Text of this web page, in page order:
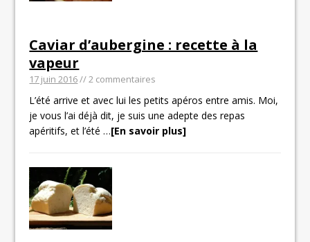
Caviar d’aubergine : recette à la
vapeur
17 juin 2016// 2 commentaires
L’été arrive et avec lui les petits apéros entre amis. Moi,
je vous l’ai déjà dit, je suis une adepte des repas
apéritifs, et l’été…[En savoir plus]